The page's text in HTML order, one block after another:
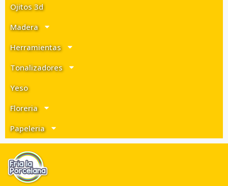
Ojitos 3d
Madera
Herramientas
Tonalizadores
Yeso
Floreria
Papeleria